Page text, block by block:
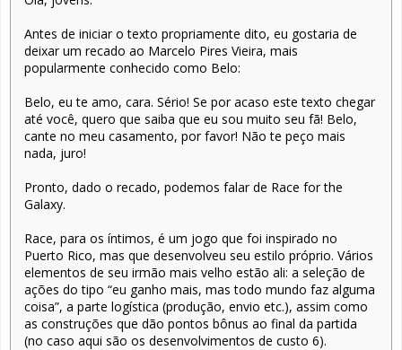
Antes de iniciar o texto propriamente dito, eu gostaria de
deixar um recado ao Marcelo Pires Vieira, mais
popularmente conhecido como Belo:
Belo, eu te amo, cara. Sério! Se por acaso este texto chegar
até você, quero que saiba que eu sou muito seu fã! Belo,
cante no meu casamento, por favor! Não te peço mais
nada, juro!
Pronto, dado o recado, podemos falar de Race for the
Galaxy.
Race, para os íntimos, é um jogo que foi inspirado no
Puerto Rico, mas que desenvolveu seu estilo próprio. Vários
elementos de seu irmão mais velho estão ali: a seleção de
ações do tipo “eu ganho mais, mas todo mundo faz alguma
coisa”, a parte logística (produção, envio etc.), assim como
as construções que dão pontos bônus ao final da partida
(no caso aqui são os desenvolvimentos de custo 6).